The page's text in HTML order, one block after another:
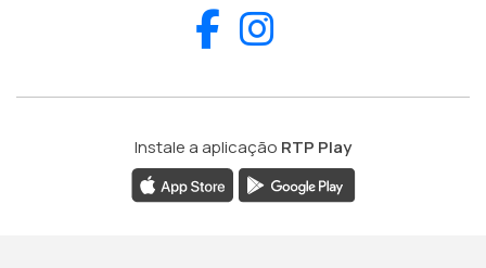
Facebook
Instale a aplicação RTP Play